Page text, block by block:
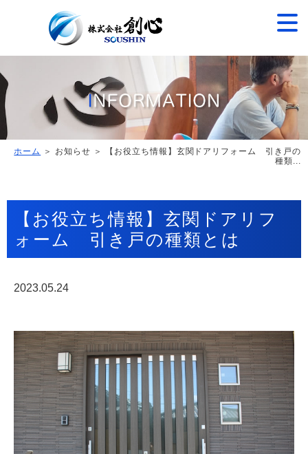
ホーム
＞ お知らせ ＞ 【お役立ち情報】玄関ドアリフォーム 引き戸の
種類...
【お役立ち情報】玄関ドアリフ
ォーム 引き戸の種類とは
2023.05.24